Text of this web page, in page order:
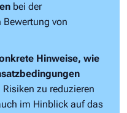
bei der
von
Hinweise, wie
Risiken zu reduzieren
im Hinblick auf das